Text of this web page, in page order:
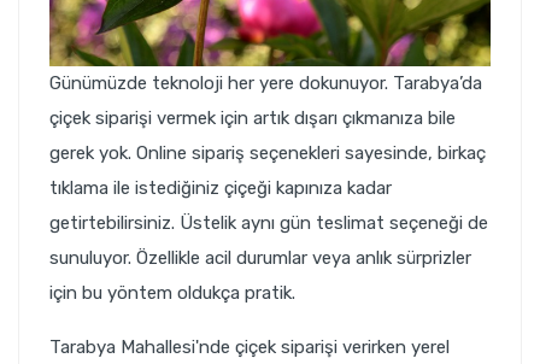
Günümüzde teknoloji her yere dokunuyor. Tarabya’da
çiçek siparişi vermek için artık dışarı çıkmanıza bile
gerek yok. Online sipariş seçenekleri sayesinde, birkaç
tıklama ile istediğiniz çiçeği kapınıza kadar
getirtebilirsiniz. Üstelik aynı gün teslimat seçeneği de
sunuluyor. Özellikle acil durumlar veya anlık sürprizler
için bu yöntem oldukça pratik.
Tarabya Mahallesi'nde çiçek siparişi verirken yerel